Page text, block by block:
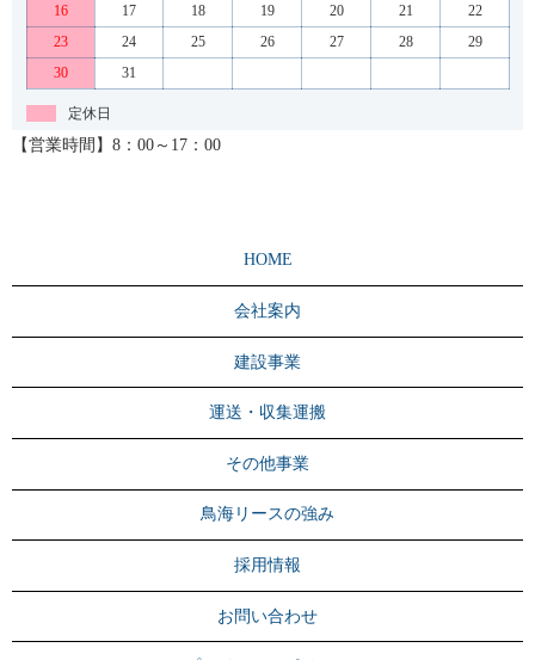
16
17 18 19 20 21
22
23
24 25 26 27 28
29
30
31
定休日
【営業時間】8：00～17：00
HOME
会社案内
建設事業
運送・収集運搬
その他事業
鳥海リースの強み
採用情報
お問い合わせ